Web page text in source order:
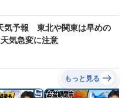
気予報 東北や関東は早めの
気急変に注意
もっと見る